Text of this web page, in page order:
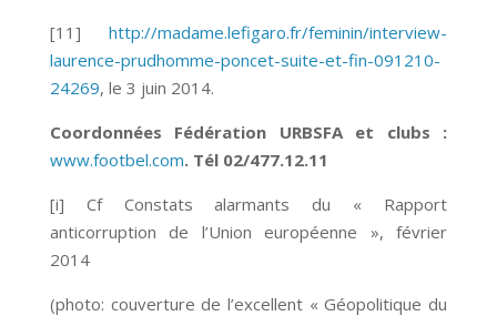
[11]http://madame.lefigaro.fr/feminin/interview-
laurence-prudhomme-poncet-suite-et-fin-091210-
24269, le 3 juin 2014.
Coordonnées Fédération URBSFA et clubs :
www.footbel.com. Tél 02/477.12.11
[i] Cf Constats alarmants du « Rapport
anticorruption de l’Union européenne », février
2014
(photo: couverture de l’excellent « Géopolitique du